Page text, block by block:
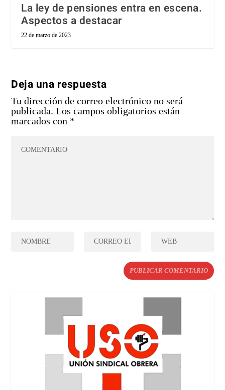
La ley de pensiones entra en escena.
Aspectos a destacar
22 de marzo de 2023
Deja una respuesta
Tu dirección de correo electrónico no será
publicada. Los campos obligatorios están
marcados con *